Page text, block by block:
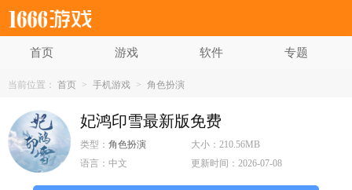
首页 游戏 软件 专题
当前位置： 首页 > 手机游戏 > 角色扮演
妃鸿印雪最新版免费
类型： 角色扮演 大小：210.56MB
语言： 中文 更新时间：2026-07-08